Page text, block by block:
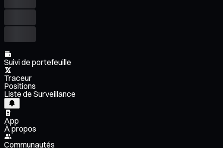
Suivi de portefeuille
Traceur
Positions
Liste de Surveillance
App
À propos
Communautés